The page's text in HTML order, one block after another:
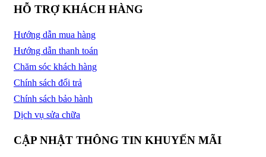
HỖ TRỢ KHÁCH HÀNG
Hướng dẫn mua hàng
Hướng dẫn thanh toán
Chăm sóc khách hàng
Chính sách đổi trả
Chính sách bảo hành
Dịch vụ sửa chữa
CẬP NHẬT THÔNG TIN KHUYẾN MÃI